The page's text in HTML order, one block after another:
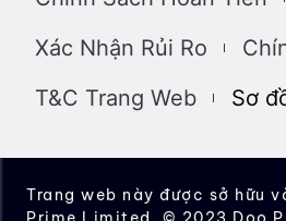
料。
我们使用我们网站上的cookies来
们网站上显示的信息和体验。 通
cookies。
我们完全遵守司法管辖区中所有适
Xác Nhận Rủi Ro
T&C Trang Web
Sơ
Trang web này được sở hữu